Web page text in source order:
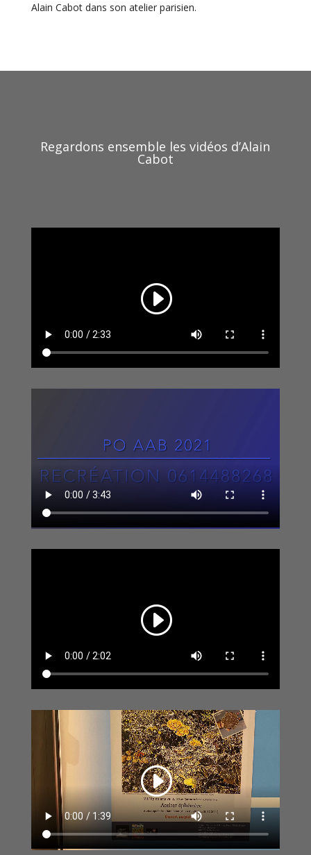
Alain Cabot dans son atelier parisien.
Regardons ensemble les vidéos d’Alain
Cabot